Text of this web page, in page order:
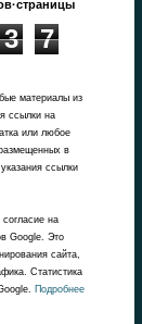
3 7
материалы из
ссылки на
или любое
в
ссылки
на
Google. Это
сайта,
Статистика
Подробнее